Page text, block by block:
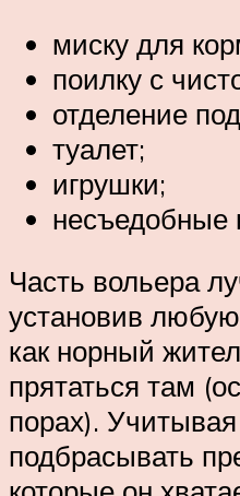
миску для
поилку с
отделение
туалет;
игрушки;
несъедобные
Часть вольера
установив любую
как норный
прятаться там
порах).
подбрасывать